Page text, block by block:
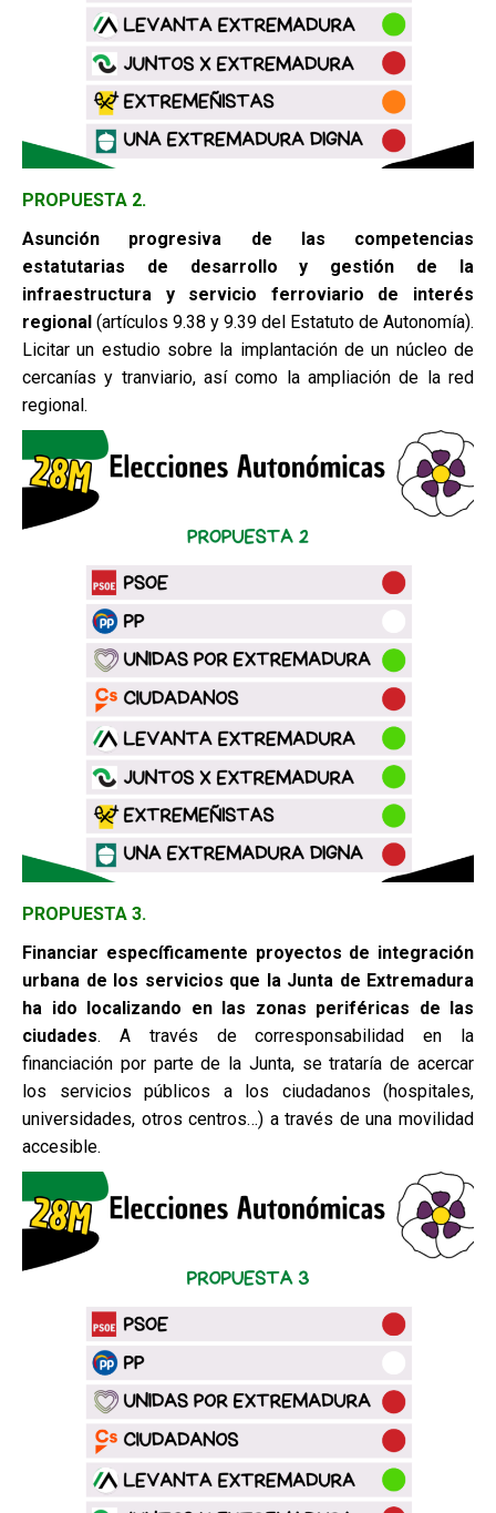
PROPUESTA 2.
Asunción progresiva de las competencias
estatutarias de desarrollo y
gestión de la
infraestructura y servicio ferroviario de interés
regional (artículos 9.38 y 9.39 del Estatuto de Autonomía).
Licitar un estudio sobre la implantación de un núcleo de
cercanías y tranviario, así como la ampliación de la red
regional.
PROPUESTA 3.
Financiar específicamente proyectos de integración
urbana de los servicios que la Junta de Extremadura
ha ido localizando en las zonas periféricas de las
ciudades. A través de corresponsabilidad en la
financiación por parte de la Junta, se trataría de acercar
los servicios públicos a los ciudadanos (hospitales,
universidades, otros centros…) a través de una movilidad
accesible.